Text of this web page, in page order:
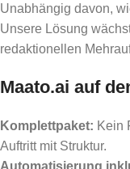
Unabhängig davon,
Unsere Lösung
redaktionellen
Maato.ai auf
Komplettpaket: Kein
Auftritt mit Struktur.
Automatisierung